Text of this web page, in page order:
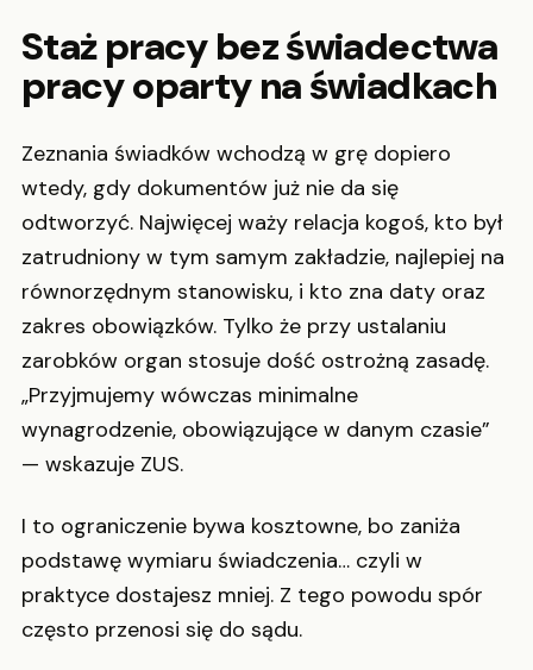
Staż pracy bez świadectwa
pracy oparty na świadkach
Zeznania świadków wchodzą w grę dopiero
wtedy, gdy dokumentów już nie da się
odtworzyć. Najwięcej waży relacja kogoś, kto był
zatrudniony w tym samym zakładzie, najlepiej na
równorzędnym stanowisku, i kto zna daty oraz
zakres obowiązków. Tylko że przy ustalaniu
zarobków organ stosuje dość ostrożną zasadę.
„Przyjmujemy wówczas minimalne
wynagrodzenie, obowiązujące w danym czasie”
— wskazuje ZUS.
I to ograniczenie bywa kosztowne, bo zaniża
podstawę wymiaru świadczenia… czyli w
praktyce dostajesz mniej. Z tego powodu spór
często przenosi się do sądu.